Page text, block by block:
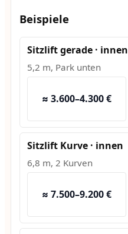
Beispiele
Sitzlift gerade · innen
5,2 m, Park unten
≈ 3.600–4.300 €
Sitzlift Kurve · innen
6,8 m, 2 Kurven
≈ 7.500–9.200 €